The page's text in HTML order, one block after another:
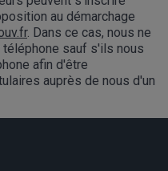
au démarchage
. Dans ce cas, nous ne
sauf s'ils nous
afin d'être
auprès de nous d'un